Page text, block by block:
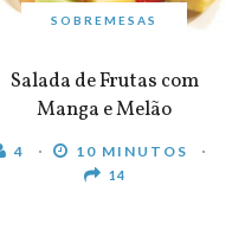
SOBREMESAS
Salada de Frutas com
Manga e Melão
4 10 MINUTOS
14